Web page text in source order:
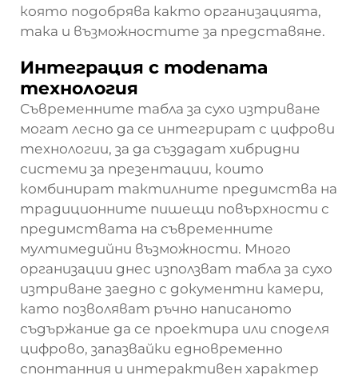
която подобрява както организацията,
така и възможностите за представяне.
Интеграция с modenата
технология
Съвременните табла за сухо изтриване
могат лесно да се интегрират с цифрови
технологии, за да създадат хибридни
системи за презентации, които
комбинират тактилните предимства на
традиционните пишещи повърхности с
предимствата на съвременните
мултимедийни възможности. Много
организации днес използват табла за сухо
изтриване заедно с документни камери,
като позволяват ръчно написаното
съдържание да се проектира или споделя
цифрово, запазвайки едновременно
спонтанния и интерактивен характер